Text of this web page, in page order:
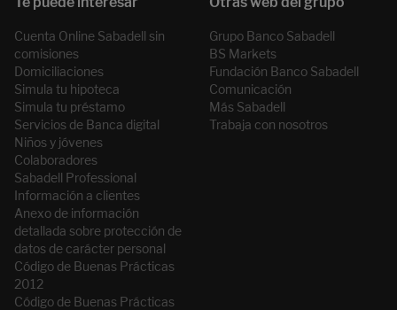
Cuenta Online Sabadell sin
comisiones
Domiciliaciones
Simula tu hipoteca
Simula tu préstamo
Servicios de Banca digital
Niños y jóvenes
Colaboradores
Sabadell Professional
Información a clientes
Anexo de información
detallada sobre protección de
datos de carácter personal
Código de Buenas Prácticas
2012
Código de Buenas Prácticas
Grupo Banco Sabadell
BS Markets
Fundación Banco Sabadell
Comunicación
Más Sabadell
Trabaja con nosotros